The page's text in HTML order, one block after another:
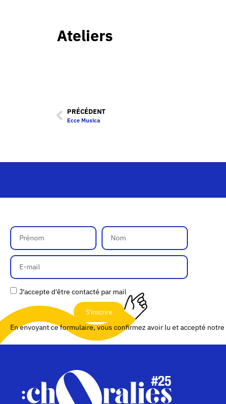
Ateliers
PRÉCÉDENT
Ecce Musica
J'accepte d'être contacté par mail
S'inscrire
En envoyant ce formulaire, vous confirmez avoir lu et accepté notre